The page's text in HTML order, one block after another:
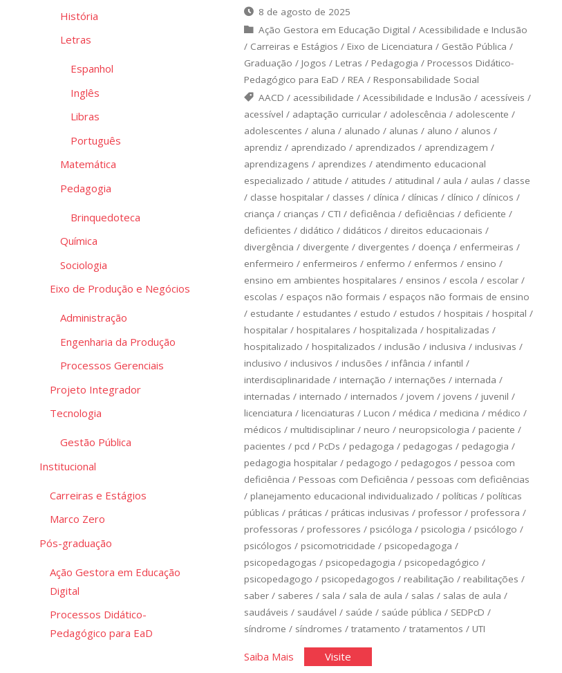
8 de agosto de 2025
Ação Gestora em Educação Digital /Acessibilidade e Inclusão
/ Carreiras e Estágios / Eixo de Licenciatura / Gestão Pública /
Graduação / Jogos / Letras / Pedagogia / Processos Didático-
Pedagógico para EaD / REA/ Responsabilidade Social
AACD / acessibilidade /Acessibilidade e Inclusão / acessíveis /
acessível / adaptação curricular/ adolescência / adolescente /
adolescentes / aluna / alunado / alunas / aluno / alunos /
aprendiz / aprendizado / aprendizados / aprendizagem /
aprendizagens / aprendizes / atendimento educacional
especializado / atitude / atitudes / atitudinal / aula / aulas / classe
/ classe hospitalar/ classes / clínica / clínicas / clínico / clínicos /
criança / crianças / CTI / deficiência / deficiências / deficiente /
deficientes / didático / didáticos / direitos educacionais /
divergência / divergente / divergentes / doença / enfermeiras /
enfermeiro / enfermeiros / enfermo / enfermos / ensino /
ensino em ambientes hospitalares / ensinos / escola / escolar/
escolas / espaços não formais / espaços não formais de ensino
/ estudante / estudantes / estudo / estudos / hospitais / hospital /
hospitalar/ hospitalares / hospitalizada / hospitalizadas /
hospitalizado / hospitalizados / inclusão / inclusiva / inclusivas /
inclusivo / inclusivos / inclusões / infância / infantil /
interdisciplinaridade / internação / internações / internada /
internadas / internado / internados / jovem / jovens / juvenil /
licenciatura / licenciaturas / Lucon / médica / medicina / médico /
médicos / multidisciplinar/ neuro / neuropsicologia / paciente /
pacientes / pcd / PcDs / pedagoga / pedagogas / pedagogia /
pedagogia hospitalar/ pedagogo / pedagogos / pessoa com
deficiência / Pessoas com Deficiência / pessoas com deficiências
/ planejamento educacional individualizado / políticas / políticas
públicas / práticas / práticas inclusivas / professor/ professora /
professoras / professores / psicóloga / psicologia / psicólogo /
psicólogos / psicomotricidade / psicopedagoga /
psicopedagogas / psicopedagogia / psicopedagógico /
psicopedagogo / psicopedagogos / reabilitação / reabilitações /
saber/ saberes / sala / sala de aula / salas / salas de aula /
saudáveis / saudável / saúde / saúde pública / SEDPcD /
síndrome / síndromes / tratamento / tratamentos / UTI
Saiba Mais"ClasseVisite"Classe
História
Letras
Espanhol
Inglês
Libras
Português
Matemática
Pedagogia
Brinquedoteca
Química
Sociologia
Eixo de Produção e Negócios
Administração
Engenharia da Produção
Processos Gerenciais
Projeto Integrador
Tecnologia
Gestão Pública
Institucional
Carreiras e Estágios
Marco Zero
Pós-graduação
Ação Gestora em Educação
Digital
Processos Didático-
Pedagógico para EaD